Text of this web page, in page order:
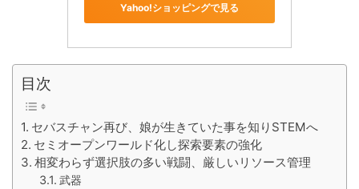
Yahoo!ショッピングで見る
目次
セバスチャン再び、娘が生きていた事を知りSTEMへ
セミオープンワールド化し探索要素の強化
相変わらず選択肢の多い戦闘、厳しいリソース管理
武器